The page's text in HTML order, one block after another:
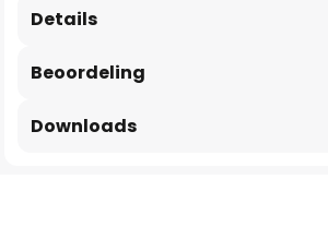
Details
Beoordeling
Downloads